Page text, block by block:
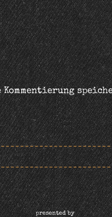
Kommentierung
presented by